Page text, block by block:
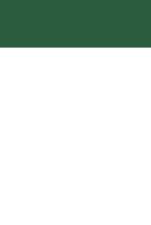
überspringen